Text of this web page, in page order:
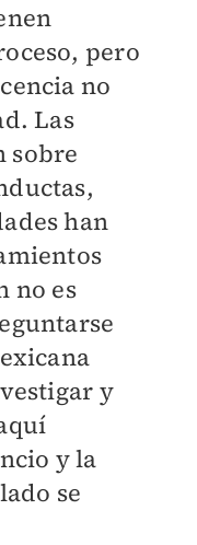
pero
no
Las
sobre
han
no es
y
y la
se